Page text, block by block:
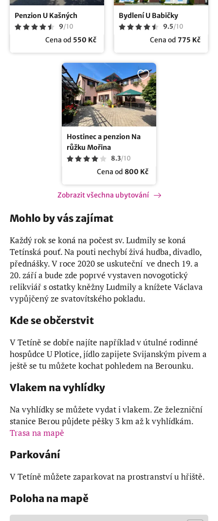
Penzion U Kašných
9/10
Cena od 550 Kč
Bydlení U Babičky
9.5/10
Cena od 775 Kč
Hostinec a penzion Na
růžku Mořina
8.3/10
Cena od 800 Kč
Zobrazit všechna ubytování
Mohlo by vás zajímat
Každý rok se koná na počest sv. Ludmily se koná
Tetínská pouť. Na pouti nechybí živá hudba, divadlo,
přednášky. V roce 2020 se uskuteční ve dnech 19. a
20. září a bude zde poprvé vystaven novogotický
relikviář s ostatky kněžny Ludmily a knížete Václava
vypůjčený ze svatovítského pokladu.
Kde se občerstvit
V Tetíně se dobře najíte například v útulné rodinné
hospůdce U Plotice, jídlo zapijete Svijanským pivem a
ještě se tu můžete kochat pohledem na Berounku.
Vlakem na vyhlídky
Na vyhlídky se můžete vydat i vlakem. Ze železniční
stanice Berou půjdete pěšky 3 km až k vyhlídkám.
Trasa na mapě
Parkování
V Tetíně můžete zaparkovat na prostranství u hřiště.
Poloha na mapě